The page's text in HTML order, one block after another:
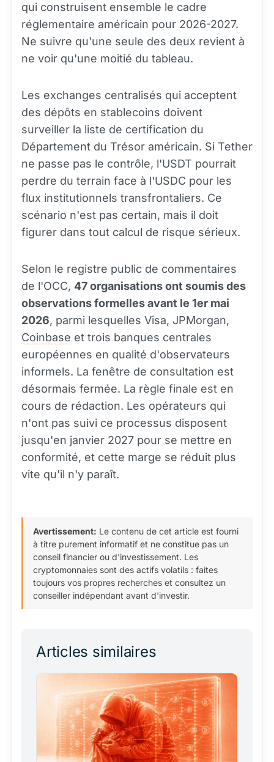
qui construisent ensemble le cadre
réglementaire américain pour 2026-2027.
Ne suivre qu'une seule des deux revient à
ne voir qu'une moitié du tableau.
Les exchanges centralisés qui acceptent
des dépôts en stablecoins doivent
surveiller la liste de certification du
Département du Trésor américain. Si Tether
ne passe pas le contrôle, l'USDT pourrait
perdre du terrain face à l'USDC pour les
flux institutionnels transfrontaliers. Ce
scénario n'est pas certain, mais il doit
figurer dans tout calcul de risque sérieux.
Selon le registre public de commentaires
de l'OCC, 47 organisations ont soumis des
observations formelles avant le 1er mai
2026, parmi lesquelles Visa, JPMorgan,
Coinbase et trois banques centrales
européennes en qualité d'observateurs
informels. La fenêtre de consultation est
désormais fermée. La règle finale est en
cours de rédaction. Les opérateurs qui
n'ont pas suivi ce processus disposent
jusqu'en janvier 2027 pour se mettre en
conformité, et cette marge se réduit plus
vite qu'il n'y paraît.
Avertissement: Le contenu de cet article est fourni
à titre purement informatif et ne constitue pas un
conseil financier ou d'investissement. Les
cryptomonnaies sont des actifs volatils : faites
toujours vos propres recherches et consultez un
conseiller indépendant avant d'investir.
Articles similaires